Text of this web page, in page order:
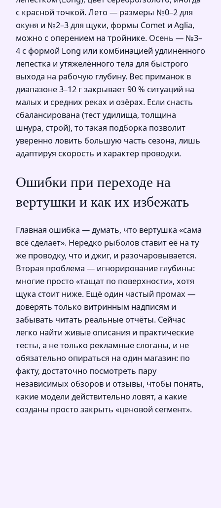
с красной точкой. Лето — размеры №0–2 для
окуня и №2–3 для щуки, формы Comet и Aglia,
можно с оперением на тройнике. Осень — №3–
4 с формой Long или комбинацией удлинённого
лепестка и утяжелённого тела для быстрого
выхода на рабочую глубину. Вес приманок в
диапазоне 3–12 г закрывает 90 % ситуаций на
малых и средних реках и озёрах. Если снасть
сбалансирована (тест удилища, толщина
шнура, строй), то такая подборка позволит
уверенно ловить большую часть сезона, лишь
адаптируя скорость и характер проводки.
Ошибки при переходе на
вертушки и как их избежать
Главная ошибка — думать, что вертушка «сама
всё сделает». Нередко рыболов ставит её на ту
же проводку, что и джиг, и разочаровывается.
Вторая проблема — игнорирование глубины:
многие просто «тащат по поверхности», хотя
щука стоит ниже. Ещё один частый промах —
доверять только витринным надписям и
забывать читать реальные отчёты. Сейчас
легко найти живые описания и практические
тесты, а не только рекламные слоганы, и не
обязательно опираться на один магазин: по
факту, достаточно посмотреть пару
независимых обзоров и отзывы, чтобы понять,
какие модели действительно ловят, а какие
созданы просто закрыть «ценовой сегмент».